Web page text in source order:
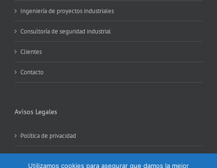
Ingeniería de proyectos industriales
Consultoría de seguridad industrial
Clientes
Contacto
Avisos Legales
Política de privacidad
Política de Cookies
Utilizamos cookies para asegurar que damos la mejor